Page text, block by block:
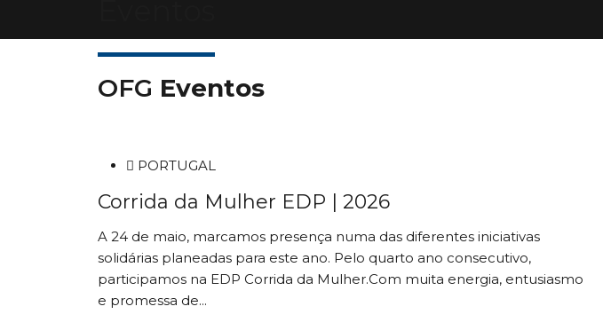
OFG Eventos
PORTUGAL
Corrida da Mulher EDP | 2026
A 24 de maio, marcamos presença numa das diferentes iniciativas
solidárias planeadas para este ano. Pelo quarto ano consecutivo,
participamos na EDP Corrida da Mulher.Com muita energia, entusiasmo
e promessa de...